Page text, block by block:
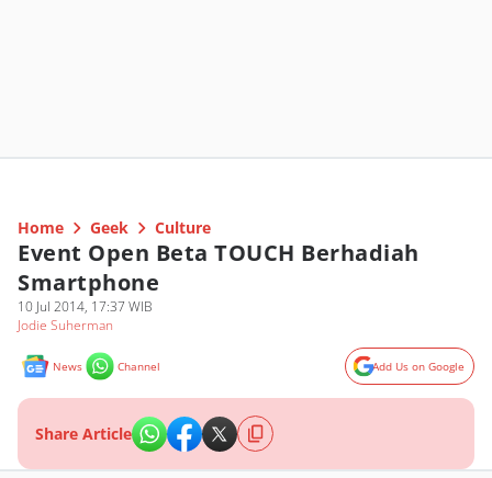
Home Geek Culture
Event Open Beta TOUCH Berhadiah
Smartphone
10 Jul 2014, 17:37 WIB
Jodie Suherman
News Channel Add Us on Google
Share Article